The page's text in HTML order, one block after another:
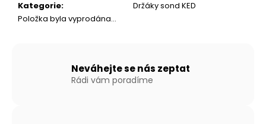
Kategorie:
Držáky sond KED
Položka byla vyprodána…
Neváhejte se nás zeptat
Rádi vám poradíme
NAFUKOVACÍ